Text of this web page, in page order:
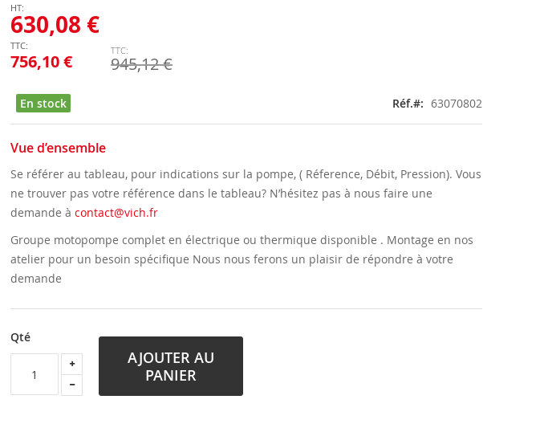
756,10 €
630,08 €
945,12 €
En stock Réf. 63070802
Vue d’ensemble
Se référer au tableau, pour indications sur la pompe, ( Réference, Débit, Pression). Vous
ne trouver pas votre référence dans le tableau? N’hésitez pas à nous faire une
demande à contact@vich.fr
Groupe motopompe complet en électrique ou thermique disponible . Montage en nos
atelier pour un besoin spécifique Nous nous ferons un plaisir de répondre à votre
demande
Qté
AJOUTER AU
PANIER